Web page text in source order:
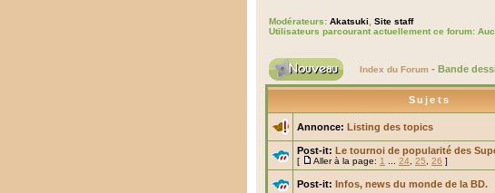
Modérateurs: Akatsuki
Site staff
Utilisateurs parcourant actuellement ce forum:
Index du Forum - Bande
Sujets
Annonce: Listing des topics
Post-it: Le tournoi de popularité des
[ Aller à la page: 1 24 25 26 ]
Post-it: Infos, news du monde de la BD.